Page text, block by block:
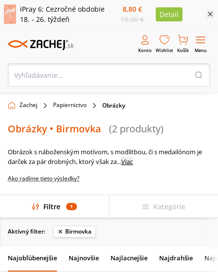
iPray 6: Cezročné obdobie
18. - 26. týždeň
8,80 €
10,00 €
Detail
Konto Wishlist Košík Menu
Zachej Papiernictvo Obrázky
Obrázky • Birmovka (2 produkty)
Obrázok s náboženským motívom, s modlitbou, či s medailónom je
darček za pár drobných, ktorý však za...Viac
Ako radíme tieto výsledky?
Filtre 1 Kategórie
Najobľúbenejšie Najnovšie Najlacnejšie Najdrahšie
Aktívný filter: Birmovka